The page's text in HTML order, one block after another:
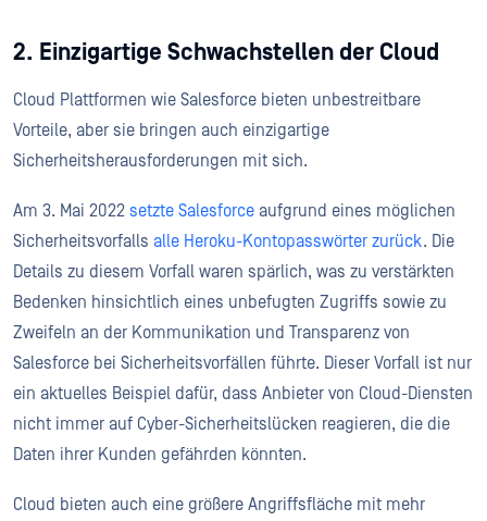
2. Einzigartige Schwachstellen der Cloud
Cloud Plattformen wie Salesforce bieten unbestreitbare
Vorteile, aber sie bringen auch einzigartige
Sicherheitsherausforderungen mit sich.
Am 3. Mai 2022 setzte Salesforce aufgrund eines möglichen
Sicherheitsvorfalls alle Heroku-Kontopasswörter zurück. Die
Details zu diesem Vorfall waren spärlich, was zu verstärkten
Bedenken hinsichtlich eines unbefugten Zugriffs sowie zu
Zweifeln an der Kommunikation und Transparenz von
Salesforce bei Sicherheitsvorfällen führte. Dieser Vorfall ist nur
ein aktuelles Beispiel dafür, dass Anbieter von Cloud-Diensten
nicht immer auf Cyber-Sicherheitslücken reagieren, die die
Daten ihrer Kunden gefährden könnten.
Cloud bieten auch eine größere Angriffsfläche mit mehr